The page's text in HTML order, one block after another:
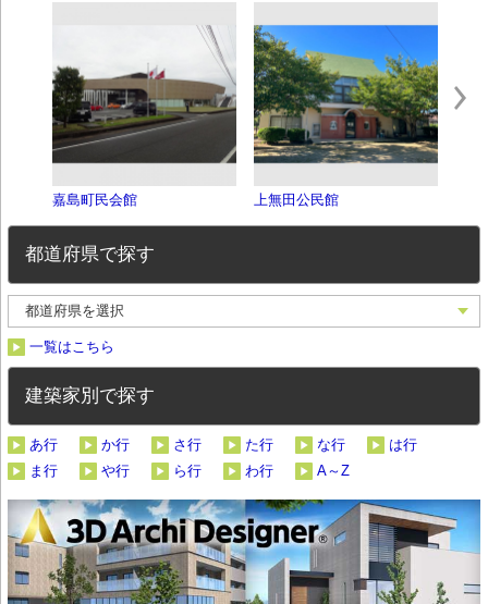
嘉島町民会館 上無田公民館
都道府県で探す
一覧はこちら
建築家別で探す
あ行 か行 さ行 た行 な行
は行
ま行
や行 ら行 わ行 A～Z